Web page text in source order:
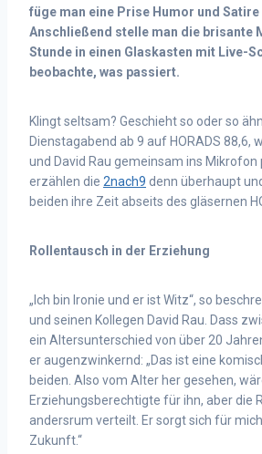
füge man eine Prise Humor und Satire
Anschließend stelle man die brisante
Stunde in einen Glaskasten mit Live-
beobachte, was passiert.
Klingt seltsam? Geschieht so oder so
Dienstagabend ab 9 auf HORADS 88,6,
und David Rau gemeinsam ins Mikrofon
erzählen die 2nach9 denn überhaupt
beiden ihre Zeit abseits des gläsernen
Rollentausch in der Erziehung
„Ich bin Ironie und er ist Witz“, so
und seinen Kollegen David Rau. Dass
ein Altersunterschied von über 20
er augenzwinkernd: „Das ist eine
beiden. Also vom Alter her gesehen,
Erziehungsberechtigte für ihn, aber die
andersrum verteilt. Er sorgt sich für
Zukunft.“